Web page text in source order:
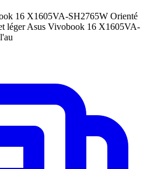
16 X1605VA-SH2765W Orienté
léger Asus Vivobook 16 X1605VA-